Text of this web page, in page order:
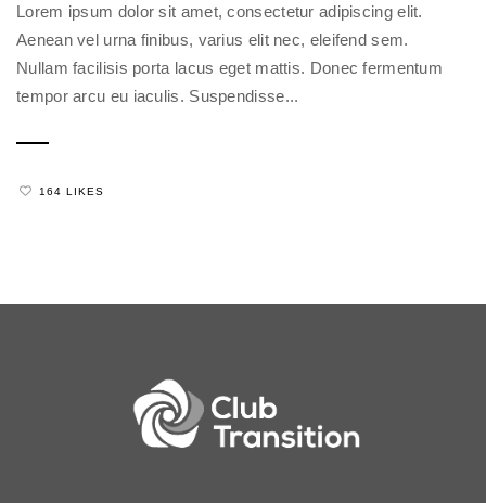
Lorem ipsum dolor sit amet, consectetur adipiscing elit.
Aenean vel urna finibus, varius elit nec, eleifend sem.
Nullam facilisis porta lacus eget mattis. Donec fermentum
tempor arcu eu iaculis. Suspendisse...
164 LIKES